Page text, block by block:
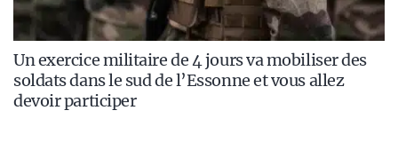
Un exercice militaire de 4 jours va mobiliser des
soldats dans le sud de l’Essonne et vous allez
devoir participer